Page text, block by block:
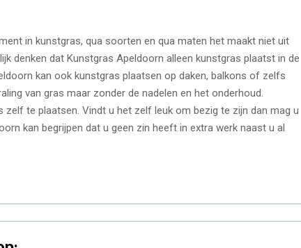
in kunstgras, qua soorten en qua maten het maakt niet uit
denken dat Kunstgras Apeldoorn alleen kunstgras plaatst in de
kan ook kunstgras plaatsen op daken, balkons of zelfs
van gras maar zonder de nadelen en het onderhoud.
te plaatsen. Vindt u het zelf leuk om bezig te zijn dan mag u
kan begrijpen dat u geen zin heeft in extra werk naast u al